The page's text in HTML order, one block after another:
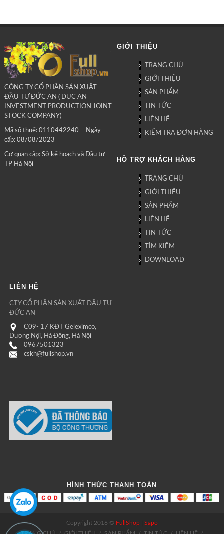
CÔNG TY CỔ PHẦN SẢN XUẤT
ĐẦU TƯ ĐỨC AN ( DUC AN
INVESTMENT PRODUCTION JOINT
STOCK COMPANY)
Mã số thuế: 0110442240 – Ngày
cấp: 08/08/2023
Cơ quan cấp: Sở kế hoạch và Đầu tư
TP Hà Nội
GIỚI THIỆU
TRANG CHỦ
GIỚI THIỆU
SẢN PHẨM
TIN TỨC
LIÊN HỆ
KIỂM TRA ĐƠN HÀNG
HỖ TRỢ KHÁCH HÀNG
TRANG CHỦ
GIỚI THIỆU
SẢN PHẨM
LIÊN HỆ
TIN TỨC
TÌM KIẾM
DOWNLOAD
LIÊN HỆ
CTY CỔ PHẦN SẢN XUẤT ĐẦU TƯ
ĐỨC AN
C09- 17 KĐT Geleximco,
Dương Nội, Hà Đông, Hà Nội
0967501323
cskh@fullshop.vn
HÌNH THỨC THANH TOÁN
Copyright 2016 © FullShop| Sapo